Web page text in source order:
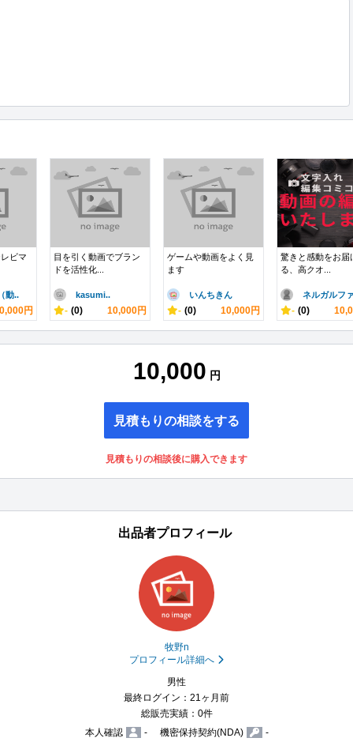
ビマ
動..
円
目を引く動画でブラン
ドを活性化...
kasumi..
- (0) 10,000円
ゲームや動画をよく見
ます
いんちきん
- (0) 10,000円
驚きと感動をお届
る、高クオ...
ネルガルフ
- (0)
10,000 円
見積もりの相談をする
見積もりの相談後に購入できます
出品者プロフィール
牧野n
プロフィール詳細へ
男性
最終ログイン：21ヶ月前
総販売実績：0件
本人確認
- 機密保持契約(NDA) -